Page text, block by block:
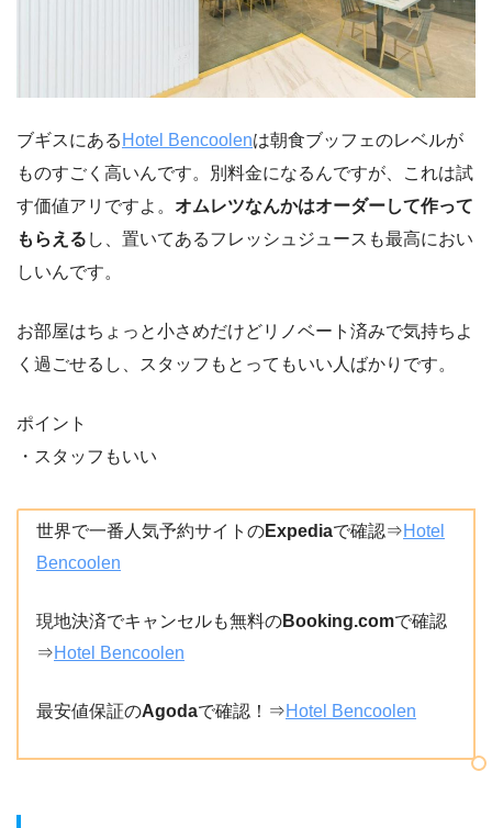
ブギスにある Hotel Bencoolenは朝食ブッフェのレベルが
ものすごく高いんです。別料金になるんですが、これは試
す価値アリですよ。 オムレツなんかはオーダーして作って
もらえる し、置いてあるフレッシュジュースも最高におい
しいんです。
お部屋はちょっと小さめだけどリノベート済みで気持ちよ
く過ごせるし、スタッフもとってもいい人ばかりです。
ポイント
・スタッフもいい
世界で一番人気予約サイトのExpediaで確認⇒Hotel
Bencoolen
現地決済でキャンセルも無料のBooking.comで確認
⇒Hotel Bencoolen
最安値保証のAgodaで確認！⇒Hotel Bencoolen